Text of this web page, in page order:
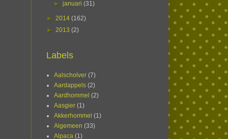
►januari(31)
► 2014 (162)
► 2013 (2)
Labels
Aalscholver (7)
Aardappels (2)
Aardhommel (2)
Aasgier (1)
Akkerhommel (1)
Algemeen (33)
Alpaca (1)